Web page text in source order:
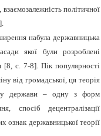
політичної
набула державницька
якої були розроблені
с. 7-8]. Пік популярності
від громадської, ця теорія
держави – одну з форм
спосіб децентралізації
ознак державницької теорії